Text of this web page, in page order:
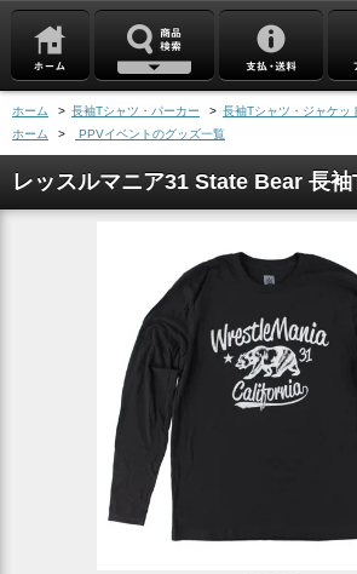
ホーム > 長袖Tシャツ・パーカー > 長袖Tシャツ・ジャケッ
ホーム
> PPVイベントのグッズ一覧
レッスルマニア31 State Bear 長袖